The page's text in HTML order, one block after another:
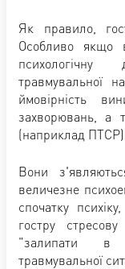
Як правило,
Особливо якщо
травмувальної
ймовірність
захворювань, а
(наприклад
Вони
величезне
спочатку
гостру
"залипати в
травмувальної